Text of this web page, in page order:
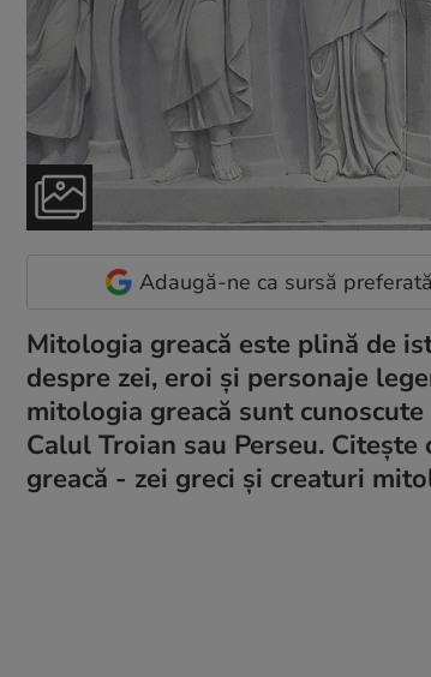
Adaugă-ne ca sursă
Mitologia greacă este plină de
despre zei, eroi și personaje
mitologia greacă sunt
Calul Troian sau Perseu.
greacă - zei greci și creaturi